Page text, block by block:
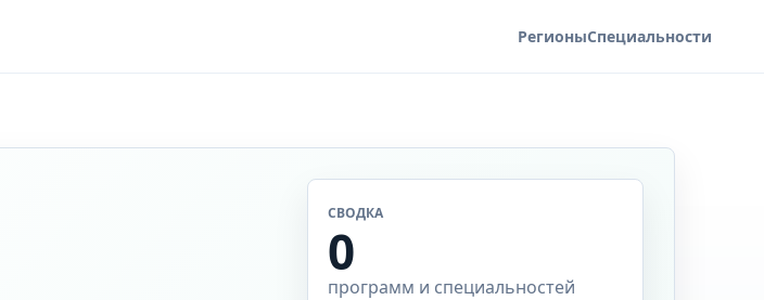
РегионыСпециальности
СВОДКА
0
программ и специальностей